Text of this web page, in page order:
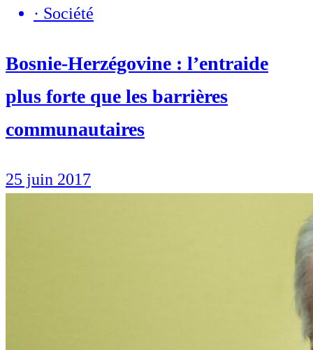
· Société
Bosnie-Herzégovine : l’entraide
plus forte que les barrières
communautaires
25 juin 2017